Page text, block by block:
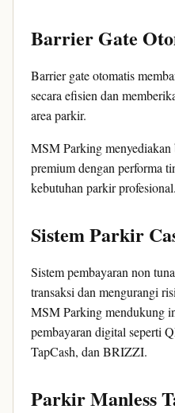
Barrier Gate
Barrier gate otomatis
secara efisien dan
area parkir.
MSM Parking menyediakan
premium dengan performa
kebutuhan parkir profesional.
Sistem Parkir
Sistem pembayaran non
transaksi dan mengurangi
MSM Parking mendukung
pembayaran digital seperti
TapCash, dan BRIZZI.
Parkir Manless